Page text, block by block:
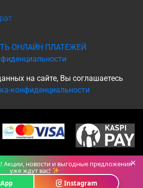
ОНЛАЙН ПЛАТЕЖЕЙ
на сайте, Вы соглашаетесь
конфиденциальности
Акции, новости и выгодные предложения
уже ждут вас!
Instagram
×